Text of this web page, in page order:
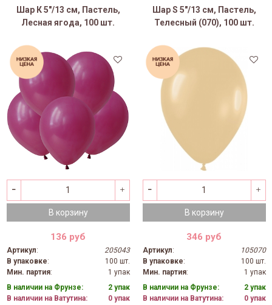
Шар К 5"/13 см, Пастель,
Лесная ягода, 100 шт.
В корзину
136 руб
Артикул:
205043
В упаковке:
100 шт.
Мин. партия:
1 упак
В наличии на Фрунзе:
2 упак
В наличии на Ватутина:
0 упак
Шар S 5"/13 см, Пастель,
Телесный (070), 100 шт.
В корзину
346 руб
Артикул:
105070
В упаковке:
100 шт.
Мин. партия:
1 упак
В наличии на Фрунзе:
2 упак
В наличии на Ватутина:
0 упак